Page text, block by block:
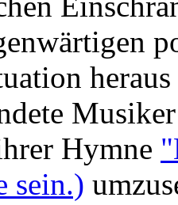
Hymne
sein.)